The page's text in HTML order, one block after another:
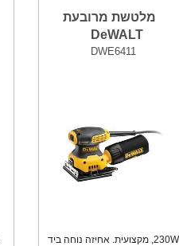
מלטשת מרובעת
DeWALT
DWE6411
230W, מקצועית. אחיזה נוחה ביד